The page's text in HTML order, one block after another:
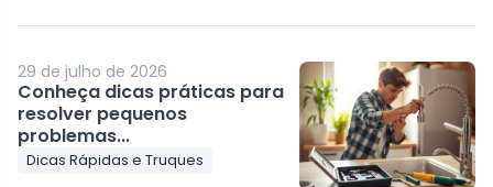
29 de julho de 2026
Conheça dicas práticas para
resolver pequenos
problemas...
Dicas Rápidas e Truques